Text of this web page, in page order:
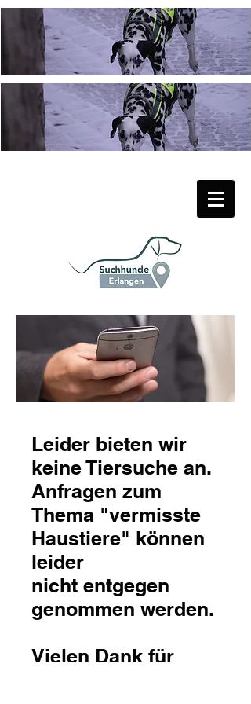
Leider bieten wir
keine Tiersuche an.
Anfragen zum
Thema "vermisste
Haustiere" können
leider
nicht entgegen
genommen werden.
Vielen Dank für